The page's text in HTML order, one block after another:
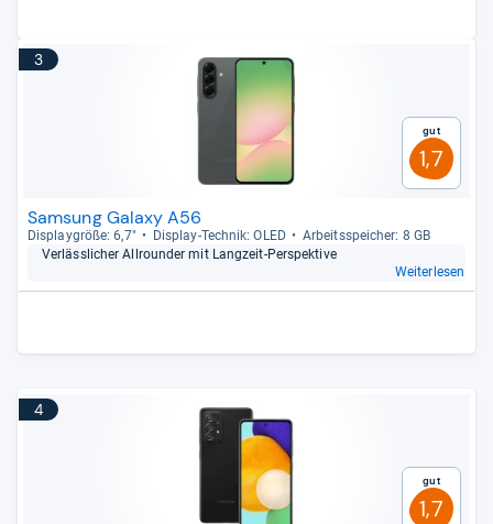
3
Gut
1,7
Samsung Galaxy A56
Dis­play­größe: 6,7" Dis­play-​Tech­nik: OLED
Arbeitsspei­cher: 8 GB
Ver­läss­li­cher All­roun­der mit Lang­zeit-​Per­spek­tive
Weiterlesen
4
Gut
1,7